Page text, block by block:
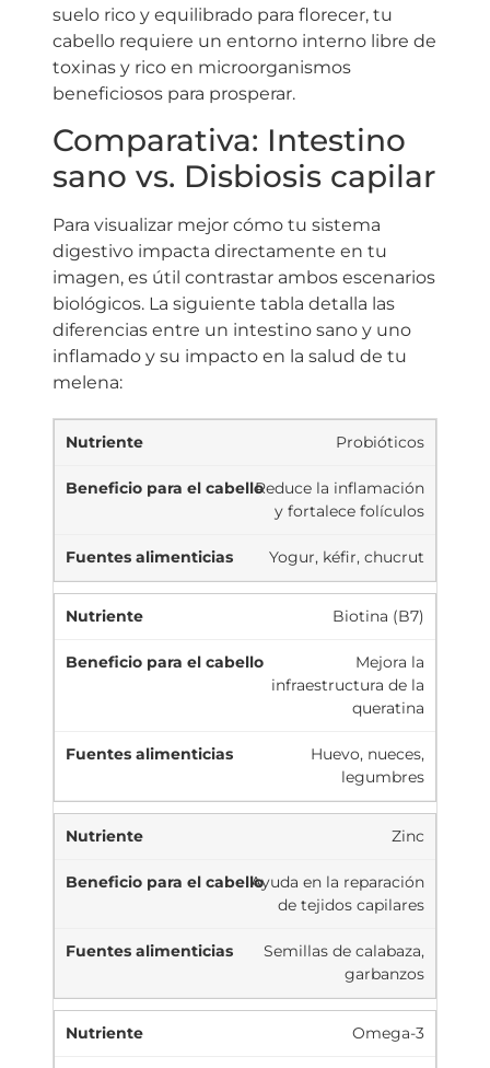
suelo rico y equilibrado para florecer, tu
cabello requiere un entorno interno libre de
toxinas y rico en microorganismos
beneficiosos para prosperar.
Comparativa: Intestino
sano vs. Disbiosis capilar
Para visualizar mejor cómo tu sistema
digestivo impacta directamente en tu
imagen, es útil contrastar ambos escenarios
biológicos. La siguiente tabla detalla las
diferencias entre un intestino sano y uno
inflamado y su impacto en la salud de tu
melena:
Probióticos
Reduce la inflamación
y fortalece folículos
Yogur, kéfir, chucrut
Biotina (B7)
Mejora la
infraestructura de la
queratina
Huevo, nueces,
legumbres
Zinc
Ayuda en la reparación
de tejidos capilares
Semillas de calabaza,
garbanzos
Omega-3